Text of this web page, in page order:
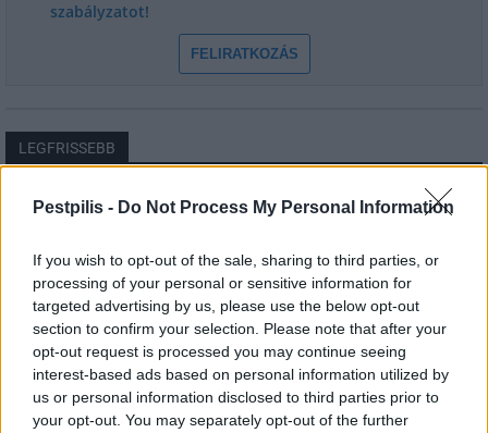
Pestpilis - Do Not Process My Personal Information
If you wish to opt-out of the sale, sharing to third parties, or
processing of your personal or sensitive information for
targeted advertising by us, please use the below opt-out
section to confirm your selection. Please note that after your
opt-out request is processed you may continue seeing
interest-based ads based on personal information utilized by
us or personal information disclosed to third parties prior to
your opt-out. You may separately opt-out of the further
szabályzatot!
FELIRATKOZÁS
LEGFRISSEBB
Országos
Megérkezett az eső a Duna vízgyűjtőjére
Helyi
Amire többmillióan vártunk: szombattól
másodfokúra csökken a riasztás